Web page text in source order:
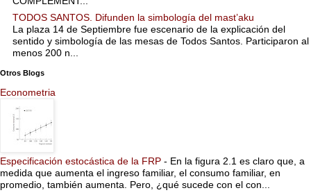
TODOS SANTOS. Difunden la simbología del mast’aku
La plaza 14 de Septiembre fue escenario de la explicación del
sentido y simbología de las mesas de Todos Santos. Participaron al
menos 200 n...
Otros Blogs
Econometria
Especificación estocástica de la FRP - En la figura 2.1 es claro que, a
medida que aumenta el ingreso familiar, el consumo familiar, en
promedio, también aumenta. Pero, ¿qué sucede con el con...